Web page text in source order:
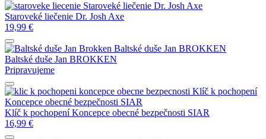
Staroveké liečenie Dr. Josh Axe
Staroveké liečenie Dr. Josh Axe
19,99 €
Baltské duše Jan BROKKEN
Baltské duše Jan BROKKEN
Pripravujeme
Klíč k pochopení
Koncepce obecné bezpečnosti SIAR
Klíč k pochopení Koncepce obecné bezpečnosti SIAR
16,99 €